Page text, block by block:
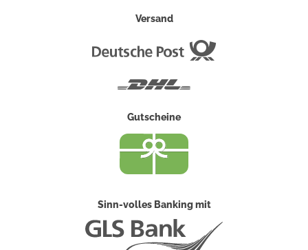
Versand
Gutscheine
Sinn-volles Banking mit